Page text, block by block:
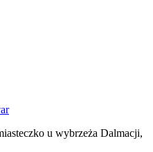
u wybrzeża Dalmacji,